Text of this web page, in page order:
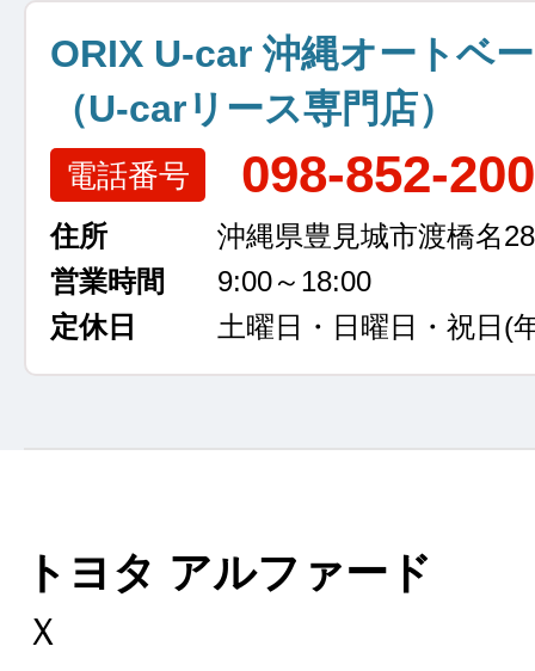
ORIX U-car 沖縄オートベ
（U-carリース専門店）
電話番号 098-852-
住所
沖縄県豊見城市渡橋名
営業時間
9:00～18:00
定休日
土曜日・日曜日・祝日 (
トヨタ アルファード
Ｘ